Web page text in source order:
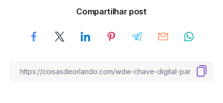
Compartilhar post